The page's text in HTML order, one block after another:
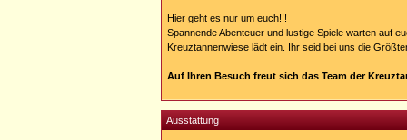
Hier geht es nur um euch!!!
Spannende Abenteuer und lustige Spiele warten auf
Kreuztannenwiese lädt ein. Ihr seid bei uns die
Auf Ihren Besuch freut sich das Team der
Ausstattung